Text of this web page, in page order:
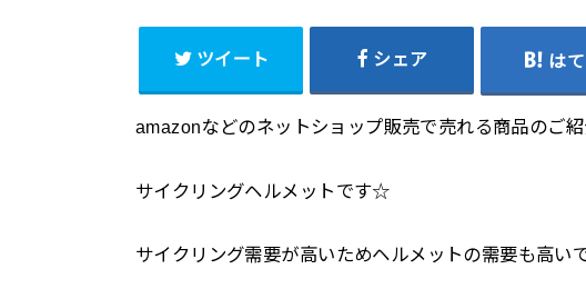
ツイート シェア は
amazonなどのネットショップ販売で売れる商品のご紹
サイクリングヘルメットです☆
サイクリング需要が高いためヘルメットの需要も高い